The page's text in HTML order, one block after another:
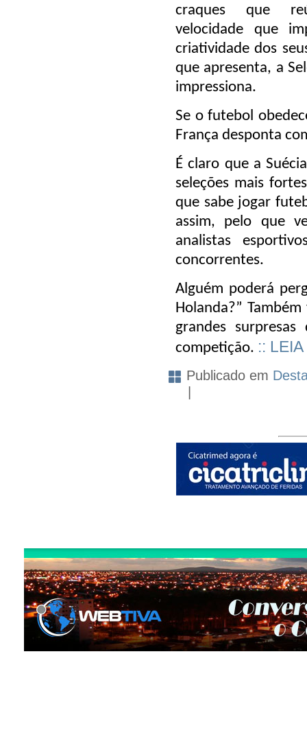
craques que
velocidade que
criatividade dos
que apresenta, a
impressiona.
Se o futebol
França desponta
É claro que a
seleções mais
que sabe jogar
assim, pelo que
analistas
concorrentes.
Alguém poderá
Holanda?”
grandes
competição. ::
Publicado em
|